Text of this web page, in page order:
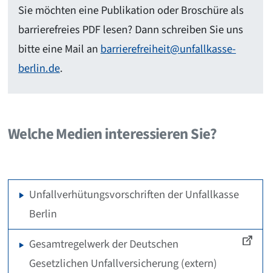
Sie möchten eine Publikation oder Broschüre als
barrierefreies PDF lesen? Dann schreiben Sie uns
bitte eine Mail an barrierefreiheit@unfallkasse-
berlin.de.
Welche Medien interessieren Sie?
Unfallverhütungsvorschriften der Unfallkasse
Berlin
Gesamtregelwerk der Deutschen
Gesetzlichen Unfallversicherung (extern)